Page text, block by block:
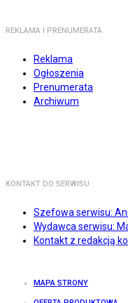
REKLAMA I PRENUMERATA
Reklama
Ogłoszenia
Prenumerata
Archiwum
KONTAKT DO SERWISU
Szefowa serwisu:
Wydawca serwisu:
Kontakt z redakcją
MAPA STRONY